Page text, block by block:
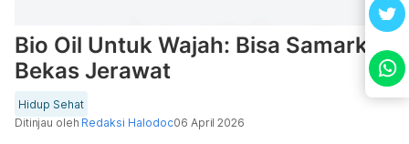
Bio Oil Untuk Wajah: Bisa Samarkan
Bekas Jerawat
Hidup Sehat
Ditinjau oleh Redaksi Halodoc06 April 2026